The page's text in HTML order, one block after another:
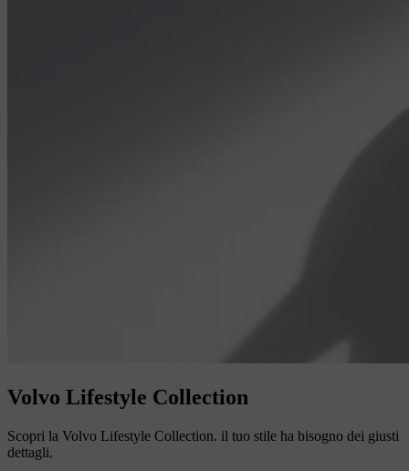
Volvo Lifestyle Collection
Scopri la Volvo Lifestyle Collection. il tuo stile ha bisogno dei giusti
dettagli.